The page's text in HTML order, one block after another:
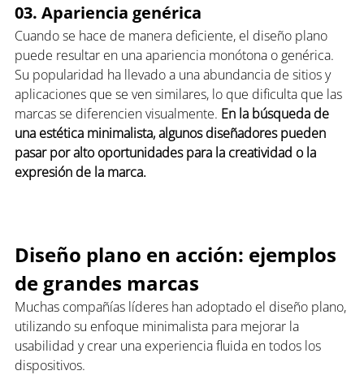
03. Apariencia genérica
Cuando se hace de manera deficiente, el diseño plano
puede resultar en una apariencia monótona o genérica.
Su popularidad ha llevado a una abundancia de sitios y
aplicaciones que se ven similares, lo que dificulta que las
marcas se diferencien visualmente. En la búsqueda de
una estética minimalista, algunos diseñadores pueden
pasar por alto oportunidades para la creatividad o la
expresión de la marca.
Diseño plano en acción: ejemplos
de grandes marcas
Muchas compañías líderes han adoptado el diseño plano,
utilizando su enfoque minimalista para mejorar la
usabilidad y crear una experiencia fluida en todos los
dispositivos.